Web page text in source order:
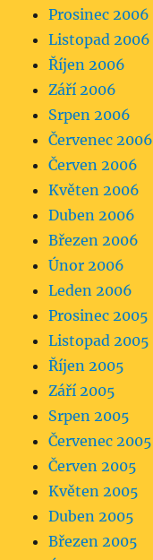
Prosinec 2006
Listopad 2006
Říjen 2006
Září 2006
Srpen 2006
Červenec 2006
Červen 2006
Květen 2006
Duben 2006
Březen 2006
Únor 2006
Leden 2006
Prosinec 2005
Listopad 2005
Říjen 2005
Září 2005
Srpen 2005
Červenec 2005
Červen 2005
Květen 2005
Duben 2005
Březen 2005